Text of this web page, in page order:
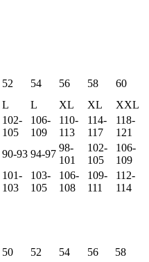
52 54 56 58
60
L L XL XL
XXL
102-
105
106-
109
110-
113
114-
117
118-
121
90-93 94-97
98-
101
102-
105
106-
109
101-
103
103-
105
106-
108
109-
111
112-
114
50 52 54 56
58